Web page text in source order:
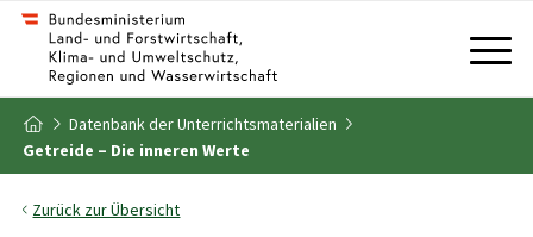
Zum Inhalt
Zum Inhaltsverzeichnis
Zur Startseite
Datenbank der Unterrichtsmaterialien
Getreide – Die inneren Werte
Zurück zur Übersicht